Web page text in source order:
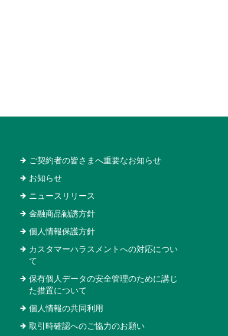
ご契約者の皆さまへ重要なお知らせ
お知らせ
ニュースリリース
金融商品勧誘方針
個人情報保護方針
カスタマーハラスメントへの対応につい
て
保有個人データの安全管理のために講じ
た措置について
個人情報の共同利用
取引時確認へのご協力のお願い